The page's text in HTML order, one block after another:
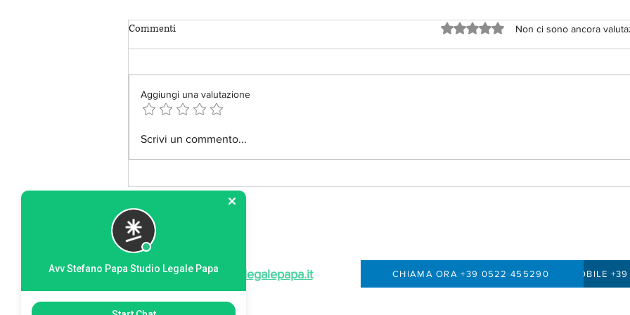
Il rischio della memoria digitale.
Commenti Valutazione 0 stelle su 5.
Non ci sono ancora
Aggiungi una valutazione
Scrivi un commento...
papa@studiolegalepapa.it MOBILE
CHIAMA ORA +39 0522 455290
Avv Stefano Papa Studio Legale Papa